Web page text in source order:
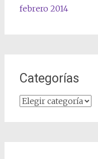
febrero 2014
Categorías
Categorías